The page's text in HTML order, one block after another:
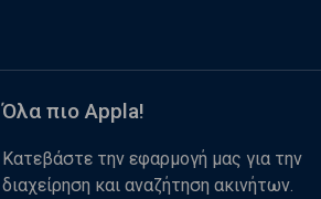
Όλα πιο Appla!
Κατεβάστε την εφαρμογή μας για την
διαχείρηση και αναζήτηση ακινήτων.